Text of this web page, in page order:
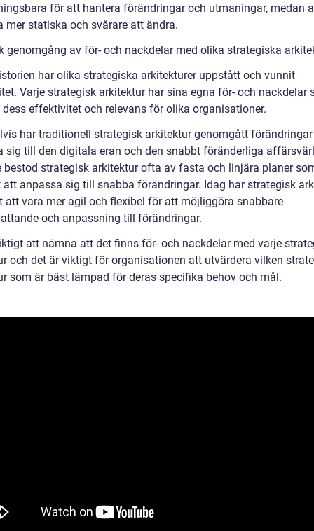
för att hantera förändringar och utmaningar, medan
mer statiska och svårare att ändra.
genomgång av för- och nackdelar med olika strategiska
har olika strategiska arkitekturer uppstått och vunnit
Varje strategisk arkitektur har sina egna för- och nackdelar
dess effektivitet och relevans för olika organisationer.
har traditionell strategisk arkitektur genomgått
sig till den digitala eran och den snabbt föränderliga
bestod strategisk arkitektur ofta av fasta och linjära planer
att anpassa sig till snabba förändringar. Idag har strategisk
att vara mer agil och flexibel för att möjliggöra snabbare
och anpassning till förändringar.
att nämna att det finns för- och nackdelar med varje
och det är viktigt för organisationen att utvärdera vilken
som är bäst lämpad för deras specifika behov och mål.